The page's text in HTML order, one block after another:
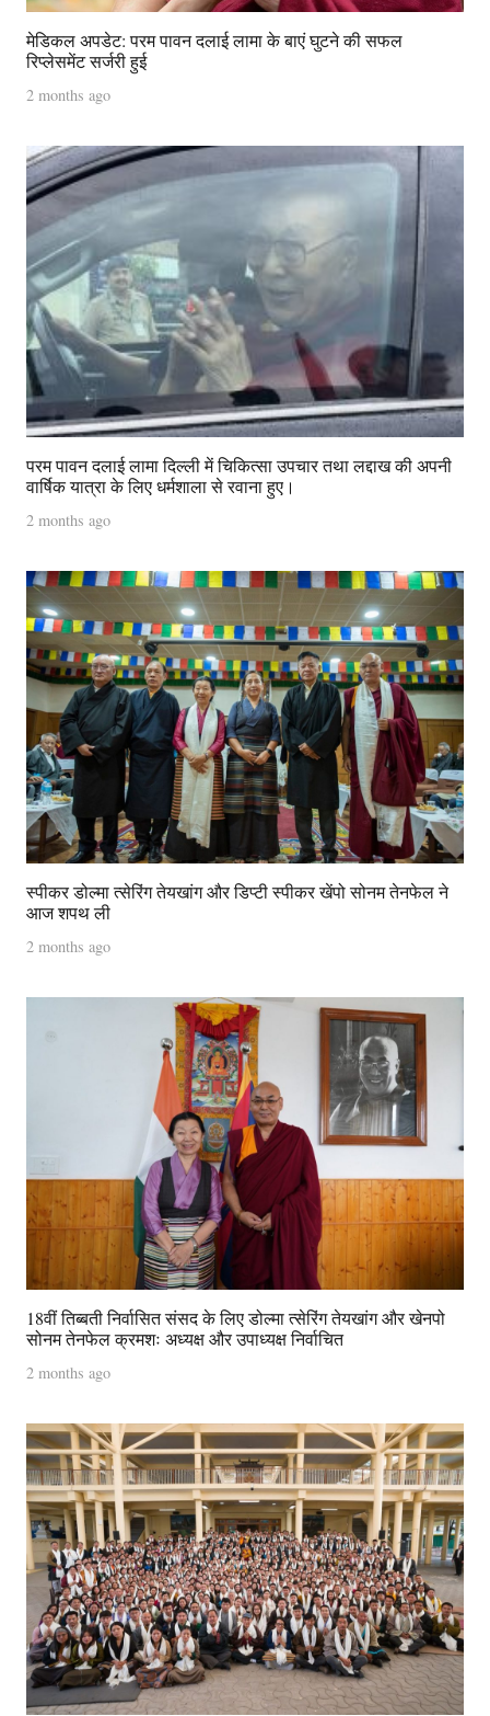
मेडिकल अपडेट: परम पावन दलाई लामा के बाएं घुटने की सफल
रिप्लेसमेंट सर्जरी हुई
2 months ago
परम पावन दलाई लामा दिल्ली में चिकित्सा उपचार तथा लद्दाख की अपनी
वार्षिक यात्रा के लिए धर्मशाला से रवाना हुए।
2 months ago
स्पीकर डोल्मा त्सेरिंग तेयखांग और डिप्टी स्पीकर खेंपो सोनम तेनफेल ने
आज शपथ ली
2 months ago
18वीं तिब्बती निर्वासित संसद के लिए डोल्मा त्सेरिंग तेयखांग और खेनपो
सोनम तेनफेल क्रमशः अध्यक्ष और उपाध्यक्ष निर्वाचित
2 months ago